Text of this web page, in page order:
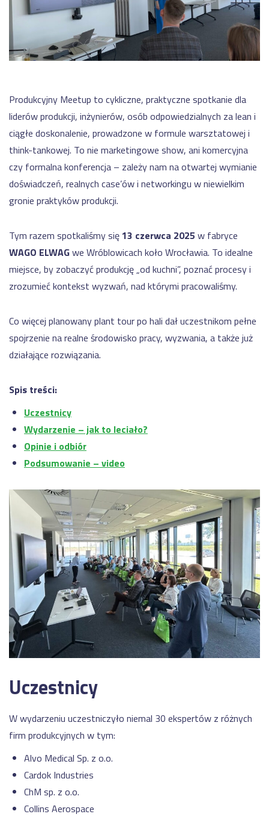
Moduły
Nexelem
produkcji
Zapisz
się
na
Meetup
Produkcyjny
Demo
dla
produkcji
-
WMS
PRODUKCJI
System
monitorowania
maszyn
oraz
linii
(IOT)
System
monitorowania
Dashboardy
KPI
Cyfrowa
matryca
kompetencji
BAZA
co musisz
Przejdź
Automatyzacja
kalkulacji
zleceń
produkcyjnych
w
producenta
etykiet
oraz
opakowań
Jak
skutecznie
zarządzać
safety
stockami?
Obniżenie
w
firmie
z
grupy
TOYOTA
i
przewodów
dla
przemysłu
Pozostałe
wdrożenia
REFERENCJE
Manex
EtyFlex
TT
Plast
Produkcyjny Meetup to cykliczne, praktyczne spotkanie dla
liderów produkcji, inżynierów, osób odpowiedzialnych za lean i
ciągłe doskonalenie, prowadzone w formule warsztatowej i
think-tankowej. To nie marketingowe show, ani komercyjna
czy formalna konferencja⁠ – zależy nam na otwartej wymianie
doświadczeń, realnych case’ów i networkingu w niewielkim
gronie praktyków produkcji.
Tym razem spotkaliśmy się 13 czerwca 2025 w fabryce
WAGO ELWAGwe Wróblowicach koło Wrocławia. To idealne
miejsce, by zobaczyć produkcję „od kuchni”, poznać procesy i
zrozumieć kontekst wyzwań, nad którymi pracowaliśmy.
Co więcej planowany plant tour po hali dał uczestnikom pełne
spojrzenie na realne środowisko pracy, wyzwania, a także już
działające rozwiązania.
Spis treści:
Uczestnicy
Wydarzenie – jak to leciało?
Opinie i odbiór
Podsumowanie – video
Uczestnicy
W wydarzeniu uczestniczyło niemal 30 ekspertów z różnych
firm produkcyjnych w tym:
Alvo Medical Sp. z o.o.
Cardok Industries
ChM sp. z o.o.
Collins Aerospace